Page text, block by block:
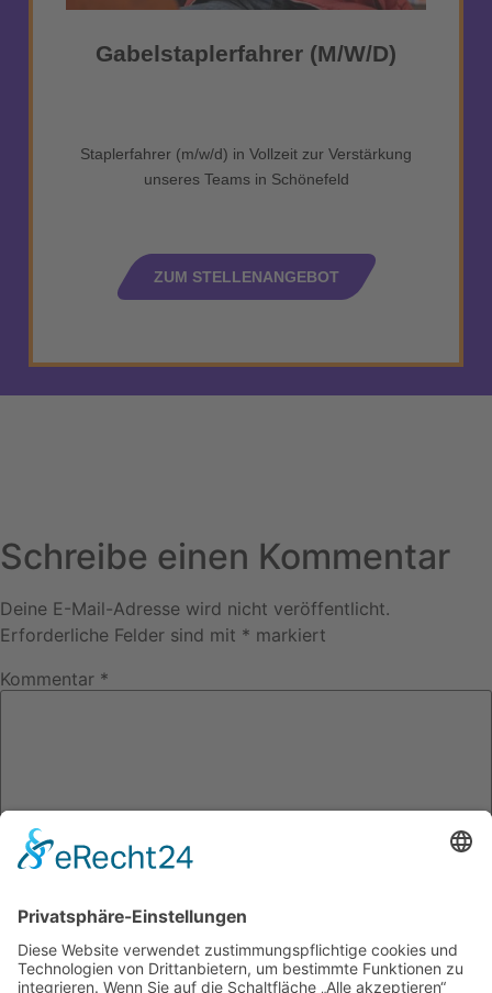
Gabelstaplerfahrer (m/w/d)
Staplerfahrer (m/w/d) in Vollzeit zur Verstärkung
unseres Teams in Schönefeld
ZUM STELLENANGEBOT
Schreibe einen Kommentar
Deine E-Mail-Adresse wird nicht veröffentlicht.
Erforderliche Felder sind mit * markiert
Kommentar *
Name*